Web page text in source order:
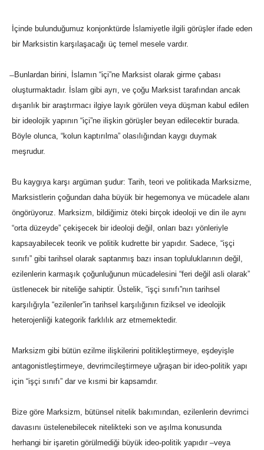
İçinde bulunduğumuz konjonktürde İslamiyetle ilgili görüşler ifade eden
bir Marksistin karşılaşacağı üç temel mesele vardır.
̶ Bunlardan birini, İslamın “içi”ne Marksist olarak girme çabası
oluşturmaktadır. İslam gibi ayrı, ve çoğu Marksist tarafından ancak
dışarılık bir araştırmacı ilgiye layık görülen veya düşman kabul edilen
bir ideolojik yapının “içi”ne ilişkin görüşler beyan edilecektir burada.
Böyle olunca, “kolun kaptırılma” olasılığından kaygı duymak
meşrudur.
Bu kaygıya karşı argüman şudur: Tarih, teori ve politikada Marksizme,
Marksistlerin çoğundan daha büyük bir hegemonya ve mücadele alanı
öngörüyoruz. Marksizm, bildiğimiz öteki birçok ideoloji ve din ile aynı
“orta düzeyde” çekişecek bir ideoloji değil, onları bazı yönleriyle
kapsayabilecek teorik ve politik kudrette bir yapıdır. Sadece, “işçi
sınıfı” gibi tarihsel olarak saptanmış bazı insan topluluklarının değil,
ezilenlerin karmaşık çoğunluğunun mücadelesini “feri değil asli olarak”
üstlenecek bir niteliğe sahiptir. Üstelik, “işçi sınıfı”nın tarihsel
karşılığıyla “ezilenler”in tarihsel karşılığının fiziksel ve ideolojik
heterojenliği kategorik farklılık arz etmemektedir.
Marksizm gibi bütün ezilme ilişkilerini politikleştirmeye, eşdeyişle
antagonistleştirmeye, devrimcileştirmeye uğraşan bir ideo-politik yapı
için “işçi sınıfı” dar ve kısmi bir kapsamdır.
Bize göre Marksizm, bütünsel nitelik bakımından, ezilenlerin devrimci
davasını üstelenebilecek nitelikteki son ve aşılma konusunda
herhangi bir işaretin görülmediği büyük ideo-politik yapıdır –veya